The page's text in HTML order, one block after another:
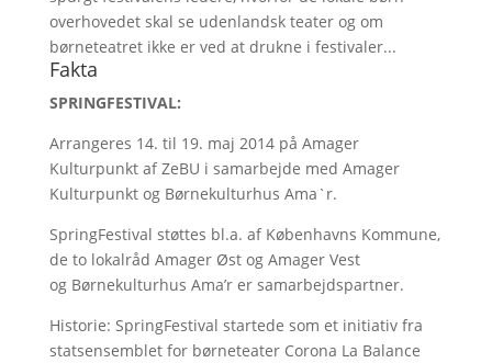
overhovedet skal se udenlandsk teater og om
børneteatret ikke er ved at drukne i festivaler...
Fakta
SPRINGFESTIVAL:
Arrangeres 14. til 19. maj 2014 på Amager
Kulturpunkt af ZeBU i samarbejde med Amager
Kulturpunkt og Børnekulturhus Ama`r.
SpringFestival støttes bl.a. af Københavns Kommune,
de to lokalråd Amager Øst og Amager Vest
og Børnekulturhus Ama’r er samarbejdspartner.
Historie: SpringFestival startede som et initiativ fra
statsensemblet for børneteater Corona La Balance